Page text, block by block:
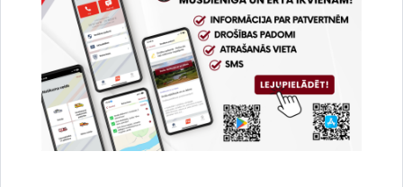
_gat
Statistikas sīkdatnes (nepieciešamas, lai
uzlabotu vietnes darbību un
pakalpojumus)